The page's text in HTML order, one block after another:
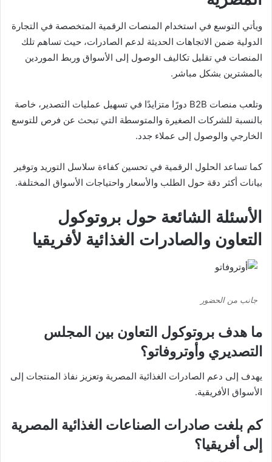
ويأتي التوسع في استخدام المنصات الرقمية المتخصصة في التجارة
الدولية ضمن الاتجاهات الحديثة لدعم الصادرات، حيث تساهم تلك
المنصات في تقليل تكاليف الوصول إلى الأسواق وربط الموردين
بالمشترين بشكل مباشر.
وتلعب منصات B2B دورًا متزايدًا في تسهيل عمليات التصدير، خاصة
بالنسبة للشركات الصغيرة والمتوسطة التي تبحث عن فرص للتوسع
الخارجي والوصول إلى عملاء جدد.
كما تساعد الحلول الرقمية في تحسين كفاءة سلاسل التوريد وتوفير
بيانات أكثر دقة حول الطلب والأسعار واحتياجات الأسواق المختلفة.
الأسئلة الشائعة حول بروتوكول
التعاون والصادرات الغذائية لأفريقيا
جانب من الحضور
ما هدف بروتوكول التعاون بين المجلس
التصديري وأوتروفاتو؟
يهدف إلى دعم الصادرات الغذائية المصرية وتعزيز نفاذ المنتجات إلى
الأسواق الأفريقية.
كم بلغت صادرات الصناعات الغذائية المصرية
إلى أفريقيا؟